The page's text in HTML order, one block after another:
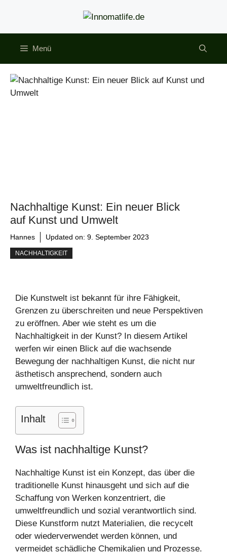
springen
Menü
Nachhaltige Kunst: Ein neuer Blick
auf Kunst und Umwelt
Hannes Updated on: 9. September 2023
NACHHALTIGKEIT
Die Kunstwelt ist bekannt für ihre Fähigkeit,
Grenzen zu überschreiten und neue Perspektiven
zu eröffnen. Aber wie steht es um die
Nachhaltigkeit in der Kunst? In diesem Artikel
werfen wir einen Blick auf die wachsende
Bewegung der nachhaltigen Kunst, die nicht nur
ästhetisch ansprechend, sondern auch
umweltfreundlich ist.
Inhalt
Was ist nachhaltige Kunst?
Nachhaltige Kunst ist ein Konzept, das über die
traditionelle Kunst hinausgeht und sich auf die
Schaffung von Werken konzentriert, die
umweltfreundlich und sozial verantwortlich sind.
Diese Kunstform nutzt Materialien, die recycelt
oder wiederverwendet werden können, und
vermeidet schädliche Chemikalien und Prozesse.